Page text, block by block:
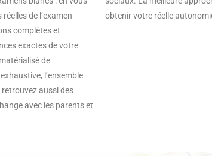
de l’examen
complètes et
exactes de votre
de
l’ensemble
aussi des
avec les parents et
obtenir votre réelle